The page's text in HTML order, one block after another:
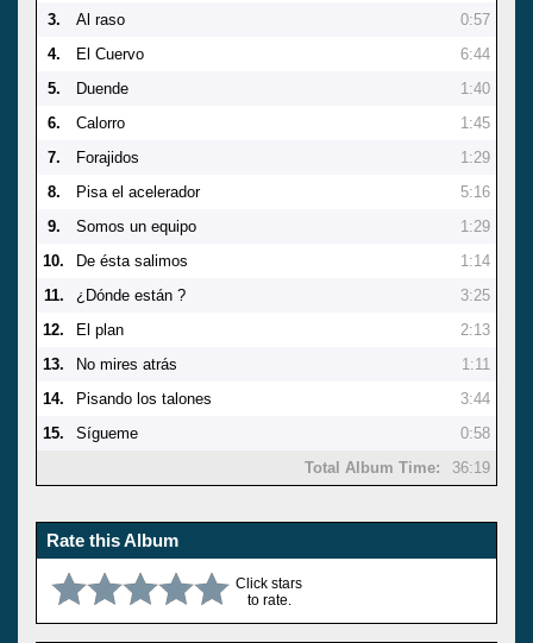
3.
Al raso
0:57
4.
El Cuervo
6:44
5.
Duende
1:40
6.
Calorro
1:45
7.
Forajidos
1:29
8.
Pisa el acelerador
5:16
9.
Somos un equipo
1:29
10.
De ésta salimos
1:14
11.
¿Dónde están ?
3:25
12.
El plan
2:13
13.
No mires atrás
1:11
14.
Pisando los talones
3:44
15.
Sígueme
0:58
Total Album Time:
36:19
Rate this Album
Click stars
to rate.